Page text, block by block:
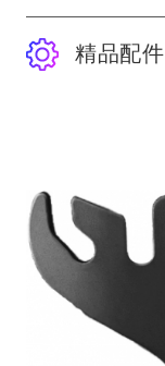
精品配件